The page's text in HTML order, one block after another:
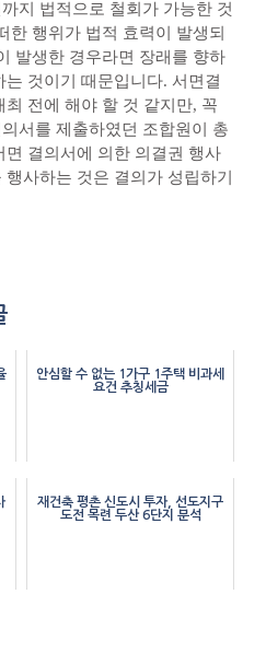
지 법적으로 철회가 가능한 것
한 행위가 법적 효력이 발생되
발생한 경우라면 장래를 향하
것이기 때문입니다. 서면결
전에 해야 할 것 같지만, 꼭
서를 제출하였던 조합원이 총
결의서에 의한 의결권 행사
사하는 것은 결의가 성립하기
안심할 수 없는 1가구 1주택 비과세
요건 추칭세금
재건축 평촌 신도시 투자, 선도지구
도전 목련 두산 6단지 분석